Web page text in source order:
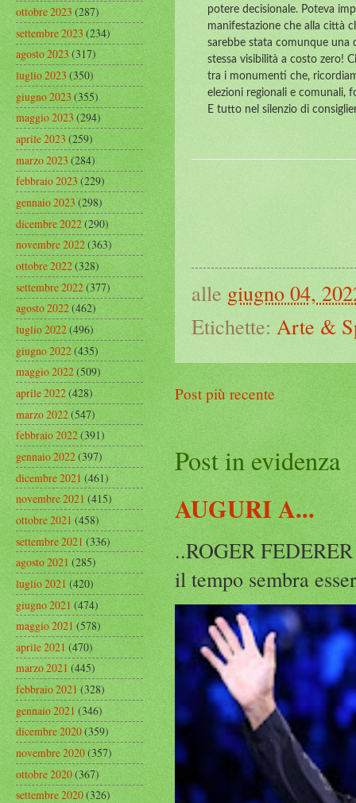
potere decisionale. Poteva
manifestazione che alla città
sarebbe stata comunque una
stessa visibilità a costo zero!
tra i monumenti che,
elezioni regionali e comunali,
E tutto nel silenzio di
alle giugno 04,
Etichette: Arte &
Post più recente
Post in evidenza
AUGURI A...
..ROGER
il tempo sembra
ottobre 2023(287)
settembre 2023(234)
agosto 2023(317)
luglio 2023(350)
giugno 2023(355)
maggio 2023(294)
aprile 2023(259)
marzo 2023(284)
febbraio 2023(229)
gennaio 2023(298)
dicembre 2022(290)
novembre 2022(363)
ottobre 2022(328)
settembre 2022(377)
agosto 2022(462)
luglio 2022(496)
giugno 2022(435)
maggio 2022(509)
aprile 2022(428)
marzo 2022(547)
febbraio 2022(391)
gennaio 2022(397)
dicembre 2021(461)
novembre 2021(415)
ottobre 2021(458)
settembre 2021(336)
agosto 2021(285)
luglio 2021(420)
giugno 2021(474)
maggio 2021(578)
aprile 2021(470)
marzo 2021(445)
febbraio 2021(328)
gennaio 2021(346)
dicembre 2020(359)
novembre 2020(357)
ottobre 2020(367)
settembre 2020(326)